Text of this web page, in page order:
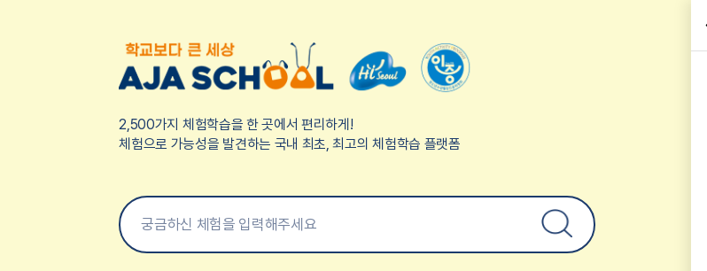
2,500가지 체험학습을 한 곳에서 편리하게!
체험으로 가능성을 발견하는 국내 최초, 최고의 체험학습 플랫폼